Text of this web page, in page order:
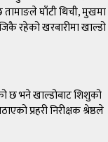
घाँटी थिची, मुखमा
रहेको खरबारीमा खाल्डो
छ भने खाल्डोबाट शिशुको
प्रहरी निरीक्षक श्रेष्ठले